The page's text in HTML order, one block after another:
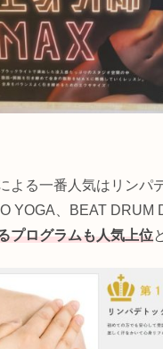
よる一番人気はリンパ
YOGA、BEAT DRUM
プログラムも人気上位